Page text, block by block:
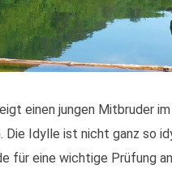
einen jungen Mitbruder
Die Idylle ist nicht ganz so
für eine wichtige Prüfung